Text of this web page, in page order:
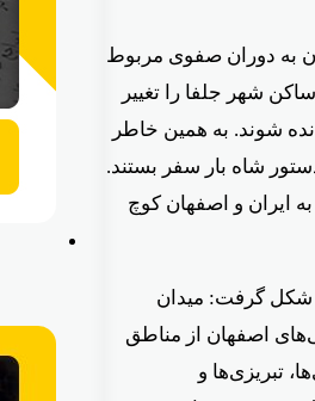
به دوران صفوی مربوط
شهر جلفا را تغییر
شوند. به همین خاطر
شاه بار سفر بستند.
اصفهان در آن سال‌ها یعنی ۱۶۰۵ میلادی به ایران و اصفهان کوچ
شکل گرفت: میدان
اصفهان از مناطق
تبریزی‌ها و